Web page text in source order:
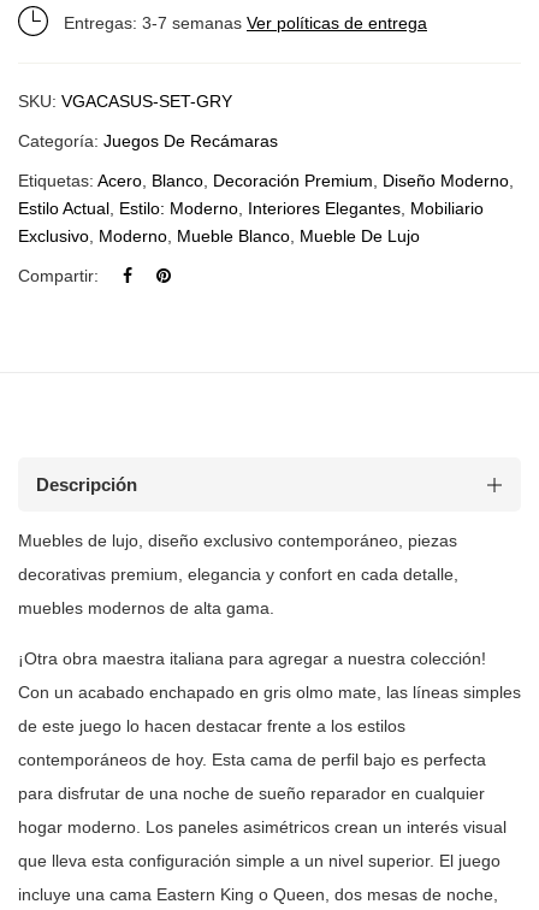
Entregas: 3-7 semanas Ver políticas de entrega
SKU: VGACASUS-SET-GRY
Categoría: Juegos De Recámaras
Etiquetas: Acero Blanco Decoración Premium Diseño Moderno
Estilo Actual Estilo: Moderno Interiores Elegantes Mobiliario
Exclusivo Moderno Mueble Blanco Mueble De Lujo
Compartir:
Descripción
Muebles de lujo, diseño exclusivo contemporáneo, piezas
decorativas premium, elegancia y confort en cada detalle,
muebles modernos de alta gama.
¡Otra obra maestra italiana para agregar a nuestra colección!
Con un acabado enchapado en gris olmo mate, las líneas simples
de este juego lo hacen destacar frente a los estilos
contemporáneos de hoy. Esta cama de perfil bajo es perfecta
para disfrutar de una noche de sueño reparador en cualquier
hogar moderno. Los paneles asimétricos crean un interés visual
que lleva esta configuración simple a un nivel superior. El juego
incluye una cama Eastern King o Queen, dos mesas de noche,